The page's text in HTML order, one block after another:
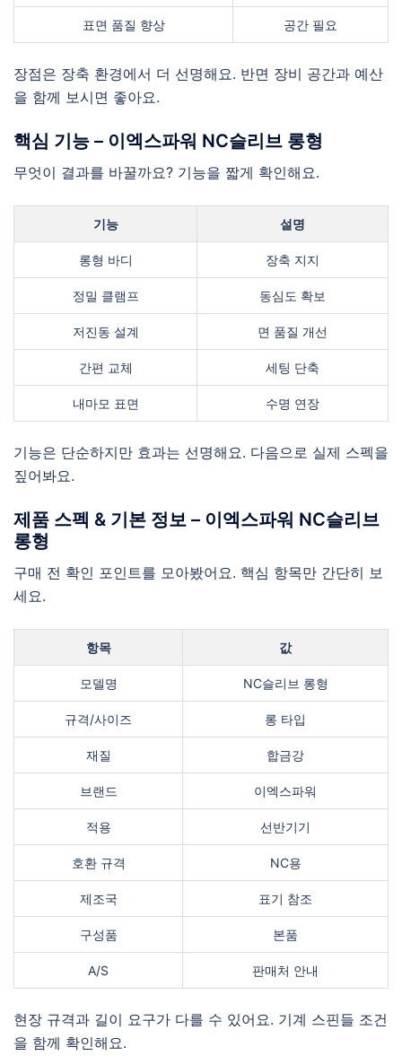
표면 품질 향상 공간 필요
장점은 장축 환경에서 더 선명해요. 반면 장비 공간과 예산
을 함께 보시면 좋아요.
핵심 기능 – 이엑스파워 NC슬리브 롱형
무엇이 결과를 바꿀까요? 기능을 짧게 확인해요.
기능 설명
롱형 바디 장축 지지
정밀 클램프 동심도 확보
저진동 설계 면 품질 개선
간편 교체 세팅 단축
내마모 표면 수명 연장
기능은 단순하지만 효과는 선명해요. 다음으로 실제 스펙을
짚어봐요.
제품 스펙 & 기본 정보 – 이엑스파워 NC슬리브
롱형
구매 전 확인 포인트를 모아봤어요. 핵심 항목만 간단히 보
세요.
항목 값
모델명 NC슬리브 롱형
규격/사이즈 롱 타입
재질 합금강
브랜드 이엑스파워
적용 선반기기
호환 규격 NC용
제조국 표기 참조
구성품 본품
A/S 판매처 안내
현장 규격과 길이 요구가 다를 수 있어요. 기계 스핀들 조건
을 함께 확인해요.